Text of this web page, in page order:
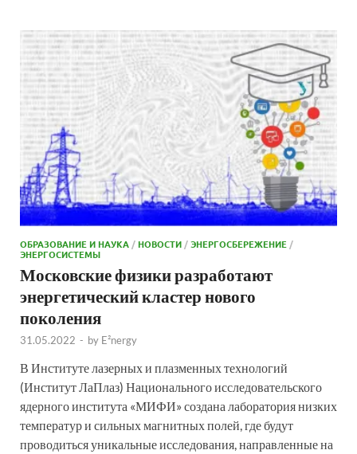
ОБРАЗОВАНИЕ И НАУКА /НОВОСТИ /ЭНЕРГОСБЕРЕЖЕНИЕ /
ЭНЕРГОСИСТЕМЫ
Московские физики разработают
энергетический кластер нового
поколения
31.05.2022 - by E²nergy
В Институте лазерных и плазменных технологий
(Институт ЛаПлаз) Национального исследовательского
ядерного института «МИФИ» создана лаборатория низких
температур и сильных магнитных полей, где будут
проводиться уникальные исследования, направленные на